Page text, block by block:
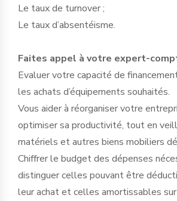
Le taux de turnover ;
Le taux d’absentéisme.
Faites appel à votre expert-
Evaluer votre capacité de
les achats d’équipements souhaités.
Vous aider à réorganiser votre
optimiser sa productivité, tout en
matériels et autres biens mobiliers
Chiffrer le budget des dépenses
distinguer celles pouvant être
leur achat et celles amortissables